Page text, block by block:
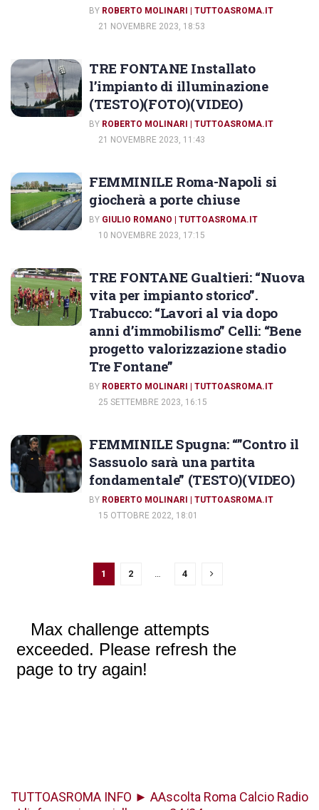
BY ROBERTO MOLINARI | TUTTOASROMA.IT
21 NOVEMBRE 2023, 18:53
TRE FONTANE Installato
l’impianto di illuminazione
(TESTO)(FOTO)(VIDEO)
BY ROBERTO MOLINARI | TUTTOASROMA.IT
21 NOVEMBRE 2023, 11:43
FEMMINILE Roma-Napoli si
giocherà a porte chiuse
BY GIULIO ROMANO | TUTTOASROMA.IT
10 NOVEMBRE 2023, 17:15
TRE FONTANE Gualtieri: “Nuova
vita per impianto storico”.
Trabucco: “Lavori al via dopo
anni d’immobilismo” Celli: “Bene
progetto valorizzazione stadio
Tre Fontane”
BY ROBERTO MOLINARI | TUTTOASROMA.IT
25 SETTEMBRE 2023, 16:15
FEMMINILE Spugna: “”Contro il
Sassuolo sarà una partita
fondamentale” (TESTO)(VIDEO)
BY ROBERTO MOLINARI | TUTTOASROMA.IT
15 OTTOBRE 2022, 18:01
1 2 … 4
TUTTOASROMA INFO ► AAscolta Roma Calcio Radio